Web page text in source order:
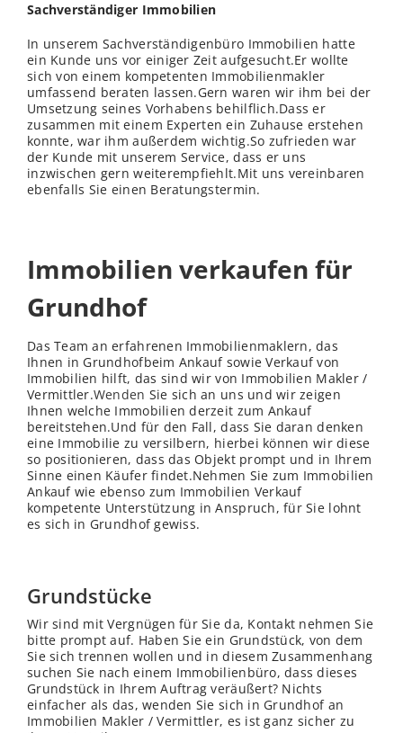
Sachverständiger Immobilien
In unserem Sachverständigenbüro Immobilien hatte
ein Kunde uns vor einiger Zeit aufgesucht.Er wollte
sich von einem kompetenten Immobilienmakler
umfassend beraten lassen.Gern waren wir ihm bei der
Umsetzung seines Vorhabens behilflich.Dass er
zusammen mit einem Experten ein Zuhause erstehen
konnte, war ihm außerdem wichtig.So zufrieden war
der Kunde mit unserem Service, dass er uns
inzwischen gern weiterempfiehlt.Mit uns vereinbaren
ebenfalls Sie einen Beratungstermin.
Immobilien verkaufen für
Grundhof
Das Team an erfahrenen Immobilienmaklern, das
Ihnen in Grundhofbeim Ankauf sowie Verkauf von
Immobilien hilft, das sind wir von Immobilien Makler /
Vermittler.Wenden Sie sich an uns und wir zeigen
Ihnen welche Immobilien derzeit zum Ankauf
bereitstehen.Und für den Fall, dass Sie daran denken
eine Immobilie zu versilbern, hierbei können wir diese
so positionieren, dass das Objekt prompt und in Ihrem
Sinne einen Käufer findet.Nehmen Sie zum Immobilien
Ankauf wie ebenso zum Immobilien Verkauf
kompetente Unterstützung in Anspruch, für Sie lohnt
es sich in Grundhof gewiss.
Grundstücke
Wir sind mit Vergnügen für Sie da, Kontakt nehmen Sie
bitte prompt auf. Haben Sie ein Grundstück, von dem
Sie sich trennen wollen und in diesem Zusammenhang
suchen Sie nach einem Immobilienbüro, dass dieses
Grundstück in Ihrem Auftrag veräußert? Nichts
einfacher als das, wenden Sie sich in Grundhof an
Immobilien Makler / Vermittler, es ist ganz sicher zu